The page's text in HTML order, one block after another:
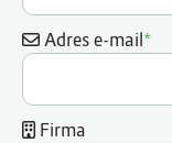
Adres e-mail*
Firma